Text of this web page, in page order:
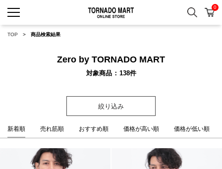
検索 カ
0
TOP 商品検索結果
Zero by TORNADO MART
対象商品 138件
絞り込み
新着順 売れ筋順 おすすめ順 価格が高い順 価格が低い順